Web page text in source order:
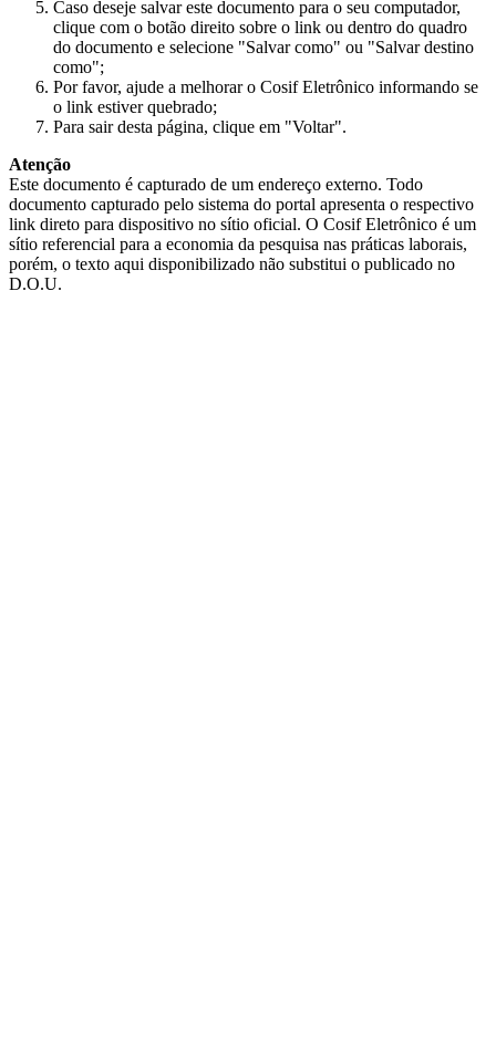
Caso deseje salvar este documento para o seu computador,
clique com o botão direito sobre o link ou dentro do quadro
do documento e selecione "Salvar como" ou "Salvar destino
como";
Por favor, ajude a melhorar o Cosif Eletrônico informando se
o link estiver quebrado;
Para sair desta página, clique em "Voltar".
Atenção
Este documento é capturado de um endereço externo. Todo
documento capturado pelo sistema do portal apresenta o respectivo
link direto para dispositivo no sítio oficial. O Cosif Eletrônico é um
sítio referencial para a economia da pesquisa nas práticas laborais,
porém, o texto aqui disponibilizado não substitui o publicado no
D.O.U.